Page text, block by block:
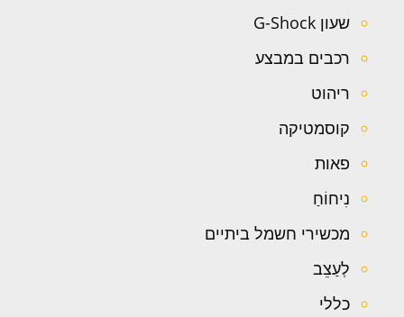
שעון G-Shock
רכבים במבצע
ריהוט
קוסמטיקה
פאות
נִיחוֹחַ
מכשירי חשמל ביתיים
לְעַצֵב
כללי